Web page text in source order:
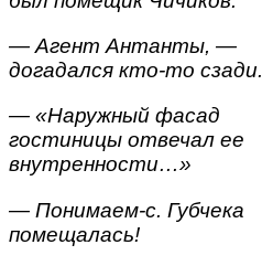
— Агент Антанты, —
догадался кто-то сзади.
— «Наружный фасад
гостиницы отвечал ее
внутренности…»
— Понимаем-с. Губчека
помещалась!